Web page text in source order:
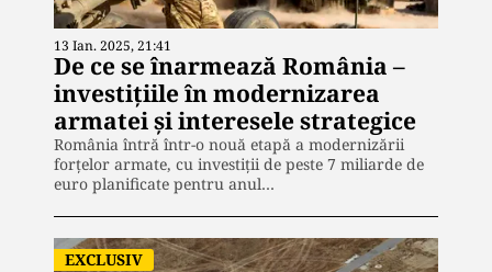
13 Ian. 2025, 21:41
De ce se înarmează România –
investițiile în modernizarea
armatei și interesele strategice
România întră într-o nouă etapă a modernizării
forțelor armate, cu investiții de peste 7 miliarde de
euro planificate pentru anul…
EXCLUSIV